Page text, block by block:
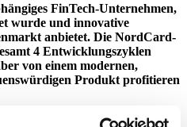
FinTech-Unternehmen,
wurde und innovative
anbietet. Die NordCard-
4 Entwicklungszyklen
von einem modernen,
Produkt profitieren
für sichere Online-Einkäufe,